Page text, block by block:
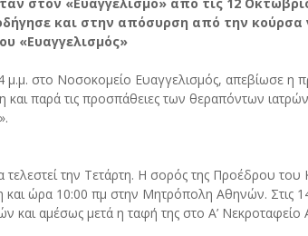
και στην απόσυρση από την κούρσα
«Ευαγγελισμός»
μ.μ. στο Νοσοκομείο Ευαγγελισμός, απεβίωσε
και παρά τις προσπάθειες των θεραπόντων
την Τετάρτη. Η σορός της Προέδρου του
και ώρα 10:00 πμ στην Μητρόπολη Αθηνών. Στις
και αμέσως μετά η ταφή της στο Α’ Νεκροταφείο